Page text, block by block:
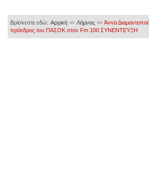
Βρίσκεστε εδώ: Αρχική >> Λήμνος >> Άννα
πρόεδρος του ΠΑΣΟΚ στον Fm 100 ΣΥΝΕΝΤΕΥΞΗ